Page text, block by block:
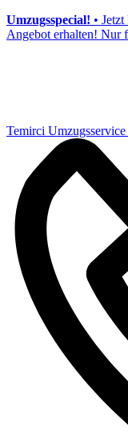
Umzugsspecial! •
Angebot erhalten! Nur
Temirci Umzugsservice